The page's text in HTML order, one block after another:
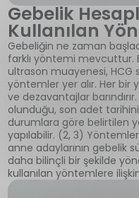
Gebelik
Kullanılan
Gebeliğin ne zaman
farklı yöntemi mevcuttur.
ultrason muayenesi, HCG
yöntemler yer alır. Her bir
ve dezavantajlar
olunduğu, son adet
durumlara göre belirtilen
yapılabilir. (2, 3)
anne adaylarının gebelik
daha bilinçli bir şekilde
kullanılan yöntemlere